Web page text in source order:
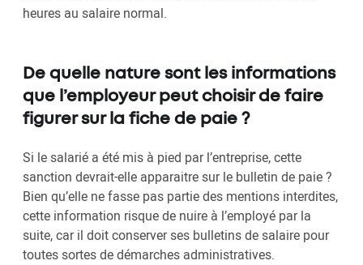
heures au salaire normal.
De quelle nature sont les informations
que l’employeur peut choisir de faire
figurer sur la fiche de paie ?
Si le salarié a été mis à pied par l’entreprise, cette
sanction devrait-elle apparaitre sur le bulletin de paie ?
Bien qu’elle ne fasse pas partie des mentions interdites,
cette information risque de nuire à l’employé par la
suite, car il doit conserver ses bulletins de salaire pour
toutes sortes de démarches administratives.